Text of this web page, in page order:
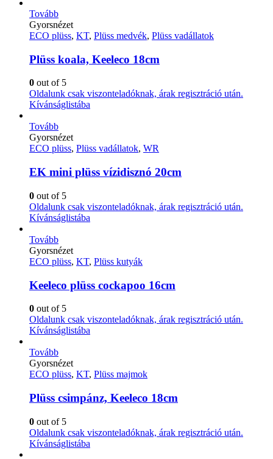
Tovább
Gyorsnézet
ECO plüss, KT, Plüss medvék, Plüss vadállatok
Plüss koala, Keeleco 18cm
0 out of 5
Oldalunk csak viszonteladóknak, árak regisztráció után.
Kívánságlistába
Tovább
Gyorsnézet
ECO plüss, Plüss vadállatok, WR
EK mini plüss vízidisznó 20cm
0 out of 5
Oldalunk csak viszonteladóknak, árak regisztráció után.
Kívánságlistába
Tovább
Gyorsnézet
ECO plüss, KT, Plüss kutyák
Keeleco plüss cockapoo 16cm
0 out of 5
Oldalunk csak viszonteladóknak, árak regisztráció után.
Kívánságlistába
Tovább
Gyorsnézet
ECO plüss, KT, Plüss majmok
Plüss csimpánz, Keeleco 18cm
0 out of 5
Oldalunk csak viszonteladóknak, árak regisztráció után.
Kívánságlistába